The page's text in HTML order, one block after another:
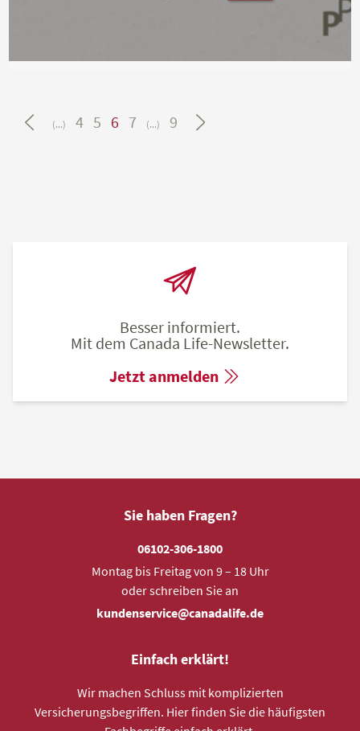
(...) 4 5 6 7 (...) 9
Besser informiert.
Mit dem Canada Life-Newsletter.
Jetzt anmelden
Sie haben Fragen?
06102-306-1800
Montag bis Freitag von 9 – 18 Uhr
oder schreiben Sie an
kundenservice@canadalife.de
Einfach erklärt!
Wir machen Schluss mit komplizierten
Versicherungsbegriffen. Hier finden Sie die häufigsten